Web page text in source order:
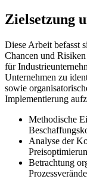
Zielsetzung
Diese Arbeit befasst
Chancen und
für
Unternehmen zu
sowie
Implementierung
Methodische
Analyse der
Betrachtung